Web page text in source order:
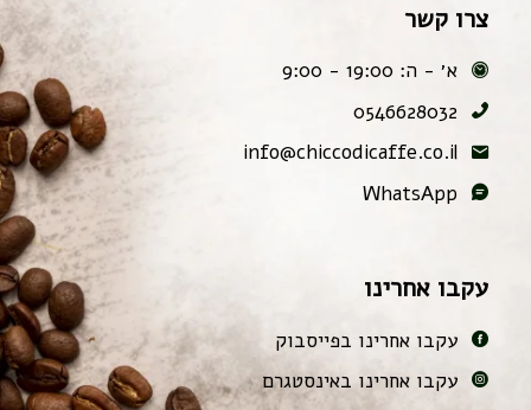
צרו קשר
א׳ - ה: 19:00 - 9:00
0546628032
info@chiccodicaffe.co.il
WhatsApp
עקבו אחרינו
עקבו אחרינו בפייסבוק
עקבו אחרינו באינסטגרם